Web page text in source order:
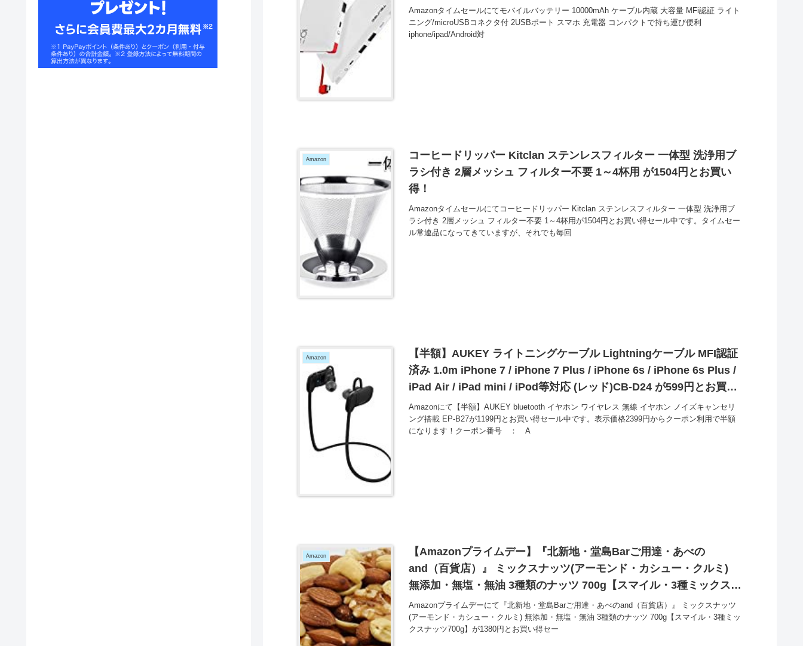
お買い得！
Amazonタイムセールにてモバイルバッテリー 10000mAh ケーブル内蔵 大容量 MFi認証 ライト
ニング/microUSBコネクタ付 2USBポート スマホ 充電器 コンパクトで持ち運び便利
iphone/ipad/Android対
Amazon
コーヒードリッパー Kitclan ステンレスフィルター 一体型 洗浄用ブ
ラシ付き 2層メッシュ フィルター不要 1～4杯用 が1504円とお買い
得！
Amazonタイムセールにてコーヒードリッパー Kitclan ステンレスフィルター 一体型 洗浄用ブ
ラシ付き 2層メッシュ フィルター不要 1～4杯用が1504円とお買い得セール中です。タイムセー
ル常連品になってきていますが、それでも毎回
Amazon
【半額】AUKEY ライトニングケーブル Lightningケーブル MFI認証
済み 1.0m iPhone 7 / iPhone 7 Plus / iPhone 6s / iPhone 6s Plus /
iPad Air / iPad mini / iPod等対応 (レッド)CB-D24 が599円とお買い
得！
Amazonにて【半額】AUKEY bluetooth イヤホン ワイヤレス 無線 イヤホン ノイズキャンセリ
ング搭載 EP-B27が1199円とお買い得セール中です。表示価格2399円からクーポン利用で半額
になります！クーポン番号 ： A
Amazon
【Amazonプライムデー】『北新地・堂島Barご用達・あべの
and（百貨店）』 ミックスナッツ(アーモンド・カシュー・クルミ)
無添加・無塩・無油 3種類のナッツ 700g【スマイル・3種ミックスナ
ッツ700g】 が1380円とお買い得！
Amazonプライムデーにて『北新地・堂島Barご用達・あべのand（百貨店）』 ミックスナッツ
(アーモンド・カシュー・クルミ) 無添加・無塩・無油 3種類のナッツ 700g【スマイル・3種ミッ
クスナッツ700g】が1380円とお買い得セー